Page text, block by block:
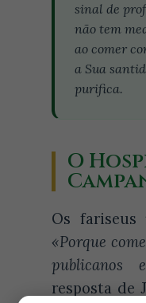
sinal de
não tem
ao comer
a Sua
purifica.
O
Os fariseus
«Porque
publicanos
resposta de